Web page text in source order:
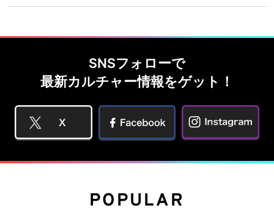
SNSフォローで
最新カルチャー情報をゲット！
POPULAR